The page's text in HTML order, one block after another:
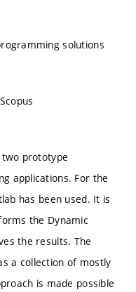
solutions
prototype
applications. For the
has been used. It is
the Dynamic
the results. The
a collection of mostly
is made possible